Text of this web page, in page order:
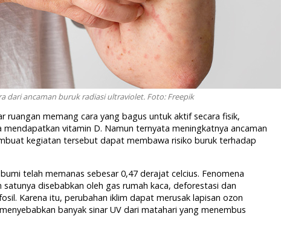
dari ancaman buruk radiasi ultraviolet. Foto: Freepik
ruangan memang cara yang bagus untuk aktif secara fisik,
vitamin D. Namun ternyata meningkatnya ancaman
kegiatan tersebut dapat membawa risiko buruk terhadap
telah memanas sebesar 0,47 derajat celcius. Fenomena
satunya disebabkan oleh gas rumah kaca, deforestasi dan
Karena itu, perubahan iklim dapat merusak lapisan ozon
banyak sinar UV dari matahari yang menembus